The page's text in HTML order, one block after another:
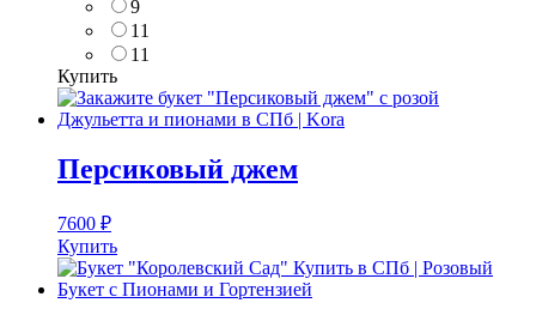
9
11
11
Купить
Персиковый джем
7600 ₽
Купить